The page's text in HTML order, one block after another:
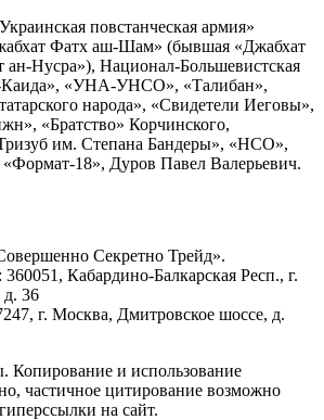
повстанческая армия»
Фатх аш-Шам» (бывшая «Джабхат
ан-Нусра»), Национал-Большевистская
«УНА-УНСО», «Талибан»,
народа», «Свидетели Иеговы»,
«Братство» Корчинского,
им. Степана Бандеры», «НСО»,
18», Дуров Павел Валерьевич.
Секретно Трейд».
Кабардино-Балкарская Респ., г.
д. 36
г. Москва, Дмитровское шоссе, д.
Копирование и использование
частичное цитирование возможно
на сайт.